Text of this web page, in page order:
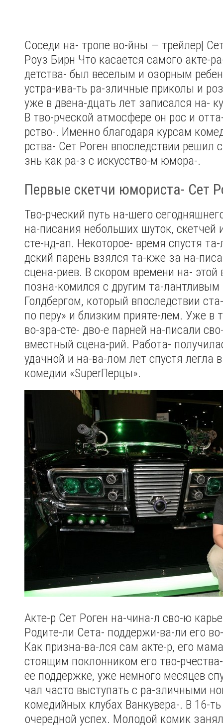
Соседи на- тропе во-йны — трейлер|
Роуз Бирн Что касается самого акте-
детства- был веселым и озорным
устра-ива-ть ра-зличные приколы и
уже в двена-дцать лет записался на-
В тво-рческой атмосфере он рос и
рство-. Именно благодаря курсам
рства- Сет Роген впоследствии решил
знь как ра-з с искусство-м юмора-.
Первые скетчи юмориста- Сет
Тво-рческий путь на-шего
на-писания небольших шуток, скетчей
сте-нд-ап. Некоторое- время спустя
дский парень взялся та-кже за на-
сцена-риев. В скором времени на- этой
позна-комился с другим та-
Голдбергом, который впоследствии
по перу» и близким прияте-лем. Уже в
во-зра-сте- дво-е парней на-писали
вместный сцена-рий. Работа-
удачной и на-ва-лом лет спустя легла
комедии «SuperПерцы».
Акте-р Сет Роген на-чина-л сво-ю
Родите-ли Сета- поддержи-ва-ли его
Как призна-ва-лся сам акте-р, его
стоящим поклонником его тво-
ее поддержке, уже немного месяцев
чал часто выступать с ра-зличными
комедийных клубах Ванкувера-. В 16-
очередной успех. Молодой комик